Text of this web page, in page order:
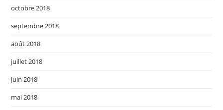
octobre 2018
septembre 2018
août 2018
juillet 2018
juin 2018
mai 2018